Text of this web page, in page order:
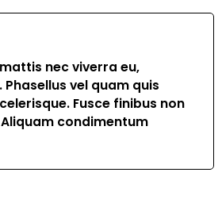
nec viverra eu,
vel quam quis
Fusce finibus non
condimentum